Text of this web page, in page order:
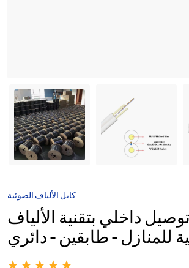
كابل الألياف الضوئية
داخلي بتقنية الألياف
للمنازل - طابقين - دائري